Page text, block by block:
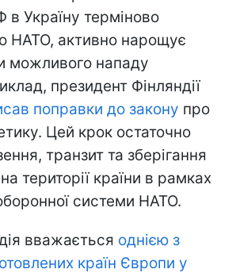
в Україну терміново
НАТО, активно нарощує
можливого нападу
президент Фінляндії
поправки до закону про
Цей крок остаточно
транзит та зберігання
території країни в рамках
системи НАТО.
вважається однією з
країн Європи у